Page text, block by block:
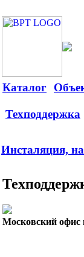
Каталог
Техподдержка
Инсталяция,
Московский офис